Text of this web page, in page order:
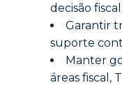
decisão fiscal;
Garantir
suporte
Manter
áreas fiscal,